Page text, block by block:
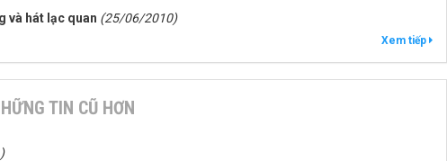
và hát lạc quan (25/06/2010)
Xem tiếp
TIN CŨ HƠN